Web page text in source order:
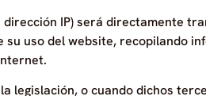
IP) será directamente
uso del website, recopilando
o cuando dichos